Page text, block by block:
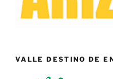
VALLE DESTINO DE